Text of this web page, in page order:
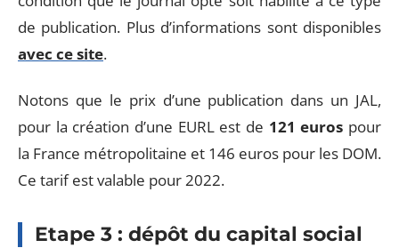
de publication. Plus d’informations sont disponibles
avec ce site.
Notons que le prix d’une publication dans un JAL,
pour la création d’une EURL est de 121 euros pour
la France métropolitaine et 146 euros pour les DOM.
Ce tarif est valable pour 2022.
Etape 3 : dépôt du capital social